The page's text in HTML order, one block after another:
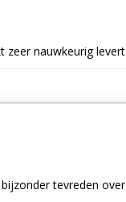
nauwkeurig
tevreden